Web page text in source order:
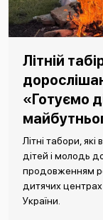
Літній
«Готуємо
Літні табори,
дітей і молодь
продовженням
дитячих центрах
України.